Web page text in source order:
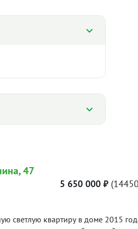
%
2025
135 767 ₽/м²
I пол. 2026
47
5 650 000 ₽
светлую квартиру в доме 2015